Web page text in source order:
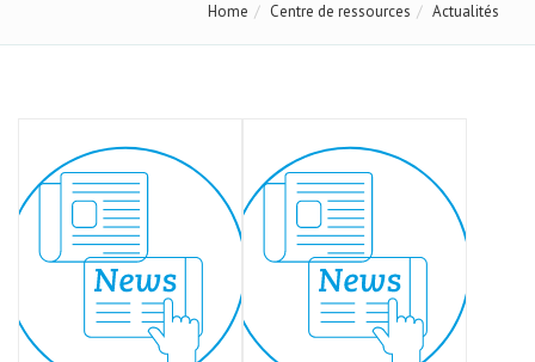
Home Centre de ressources Actualités